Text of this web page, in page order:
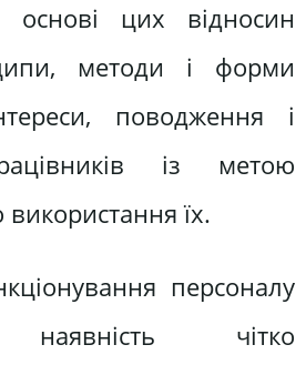
основі цих відносин
методи і форми
поводження і
із метою
їх.
персоналу
наявність чітко